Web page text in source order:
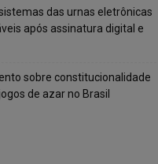
das urnas eletrônicas
após assinatura digital e
sobre constitucionalidade
de azar no Brasil